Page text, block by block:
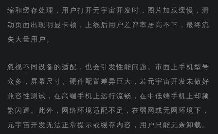
缩和缓存处理，用户打开元宇宙开发时，图片加载缓慢，滑
动页面出现明显卡顿，上线后用户差评率居高不下，最终流
失大量用户。
忽视不同设备的适配，也会引发性能问题。市面上手机型号
众多，屏幕尺寸、硬件配置差异巨大，若元宇宙开发未做好
兼容性测试，在高端手机上运行流畅，在中低端手机上却频
繁闪退。此外，网络环境适配不足，在弱网或无网环境下，
元宇宙开发无法正常提示或缓存内容，用户只能无奈卸载。